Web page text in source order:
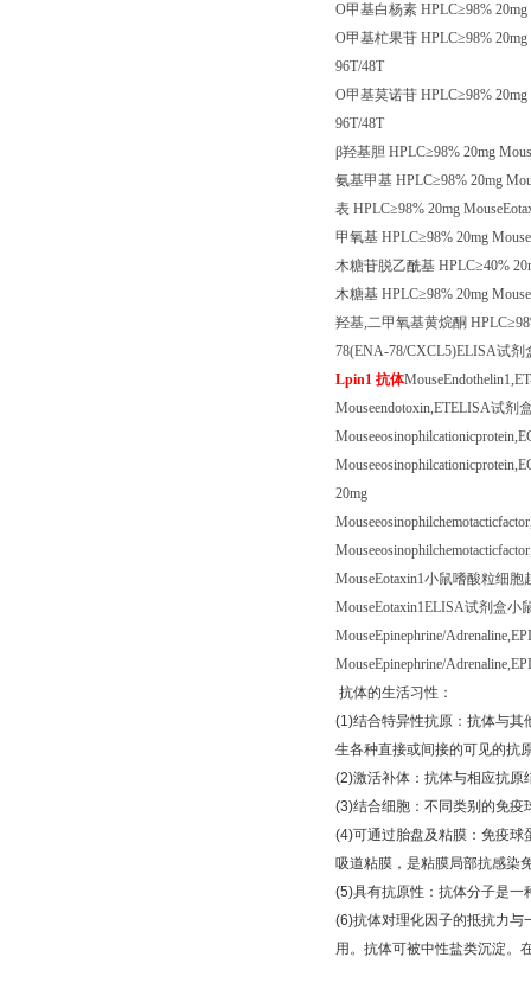
O甲基白杨素 HPLC≥98%
O甲基杧果苷 HPLC≥98%
96T/48T
O甲基莫诺苷 HPLC≥98%
96T/48T
β羟基胆 HPLC≥98% 20mg
氨基甲基 HPLC≥98% 20mg
表 HPLC≥98% 20mg
甲氧基 HPLC≥98% 20mg
木糖苷脱乙酰基 HPLC≥40%
木糖基 HPLC≥98% 20mg
羟基,二甲氧基黄烷酮 HPLC≥
78(ENA-78/CXCL5)ELISA试剂
Lpin1 抗体
Mouseendotoxin,ETELISA试剂
20mg
MouseEotaxin1小鼠嗜酸粒细胞
MouseEotaxin1ELISA试剂盒小
MouseEpinephrine/Adrenaline,EPI
MouseEpinephrine/
抗体的生活习性：
(1)结合特异性抗原：抗体与其
生各种直接或间接的可见的抗
(2)激活补体：抗体与相应抗原
(3)结合细胞：不同类别的免疫
(4)可通过胎盘及粘膜：免疫球
吸道粘膜，是粘膜局部抗感染
(5)具有抗原性：抗体分子是一
(6)抗体对理化因子的抵抗力与
用。抗体可被中性盐类沉淀。